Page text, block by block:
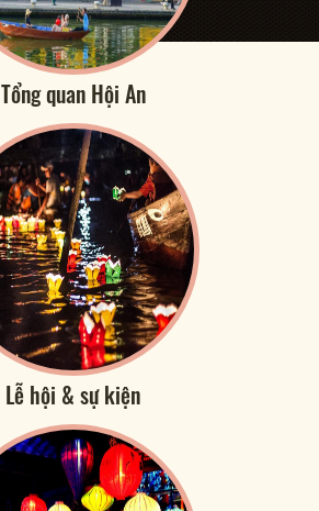
Tổng quan Hội An
Lễ hội & sự kiện